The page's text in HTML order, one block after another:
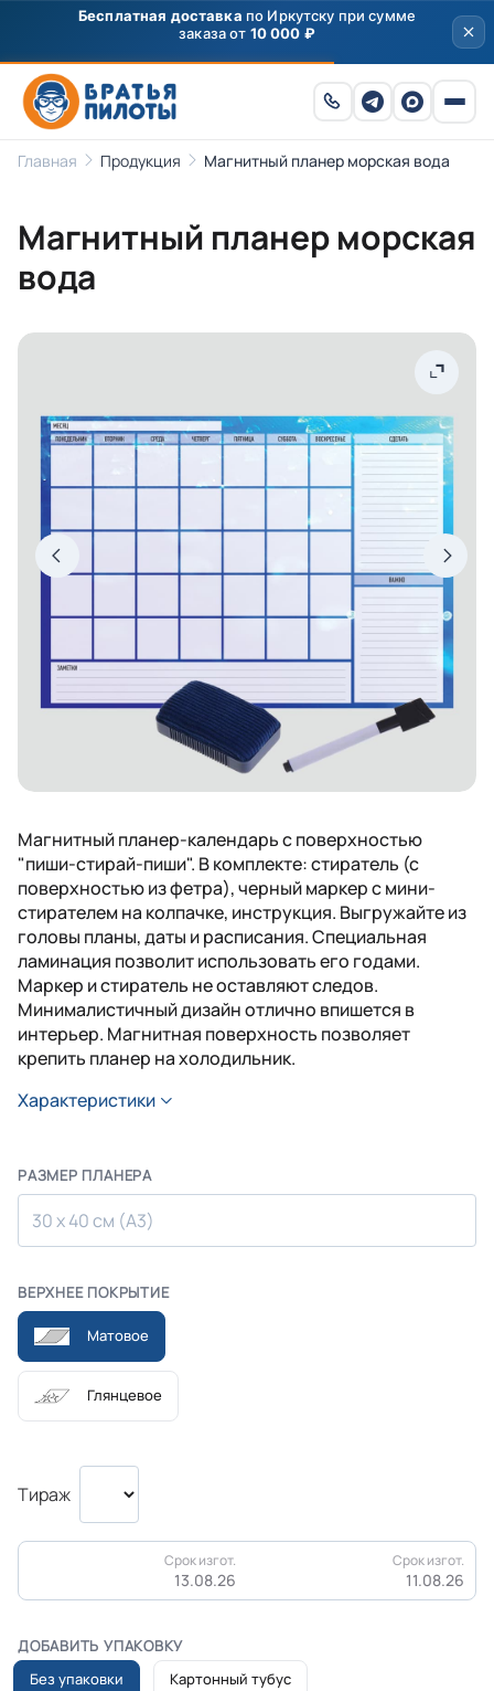
Бесплатная доставка по Иркутску при сумме
заказа от 10 000 ₽
Главная Продукция Магнитный планер морская вода
Магнитный планер морская
вода
Магнитный планер-календарь с поверхностью
"пиши-стирай-пиши". В комплекте: стиратель (с
поверхностью из фетра), черный маркер с мини-
стирателем на колпачке, инструкция. Выгружайте из
головы планы, даты и расписания. Специальная
ламинация позволит использовать его годами.
Маркер и стиратель не оставляют следов.
Минималистичный дизайн отлично впишется в
интерьер. Магнитная поверхность позволяет
крепить планер на холодильник.
Характеристики
РАЗМЕР ПЛАНЕРА
30 х 40 см (А3)
ВЕРХНЕЕ ПОКРЫТИЕ
Матовое
Глянцевое
Тираж
Срок изгот.
13.08.26
Срок изгот.
11.08.26
ДОБАВИТЬ УПАКОВКУ
Без упаковки
Картонный тубус